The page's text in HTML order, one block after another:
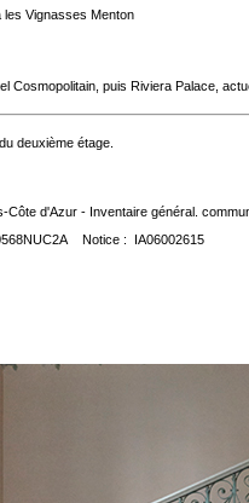
les Vignasses Menton
Cosmopolitain, puis Riviera Palace,
deuxième étage.
Côte d'Azur - Inventaire général.
Notice : IA06002615